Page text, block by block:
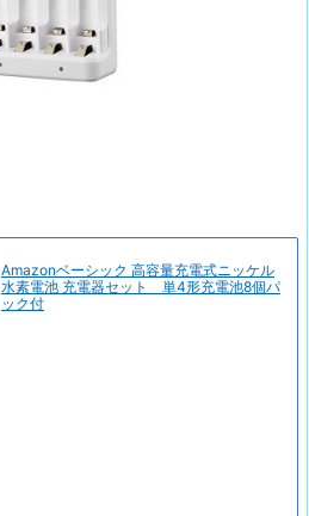
Amazonベーシック 高容量充電式ニッケル
水素電池 充電器セット 単4形充電池8個パ
ック付